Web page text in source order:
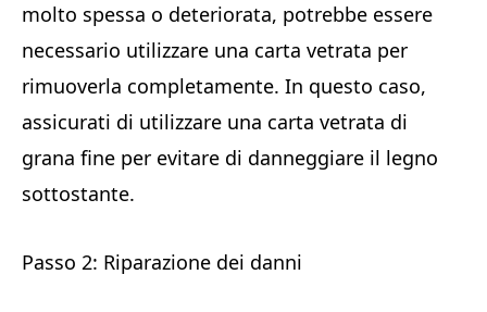
molto spessa o deteriorata, potrebbe essere
necessario utilizzare una carta vetrata per
rimuoverla completamente. In questo caso,
assicurati di utilizzare una carta vetrata di
grana fine per evitare di danneggiare il legno
sottostante.
Passo 2: Riparazione dei danni